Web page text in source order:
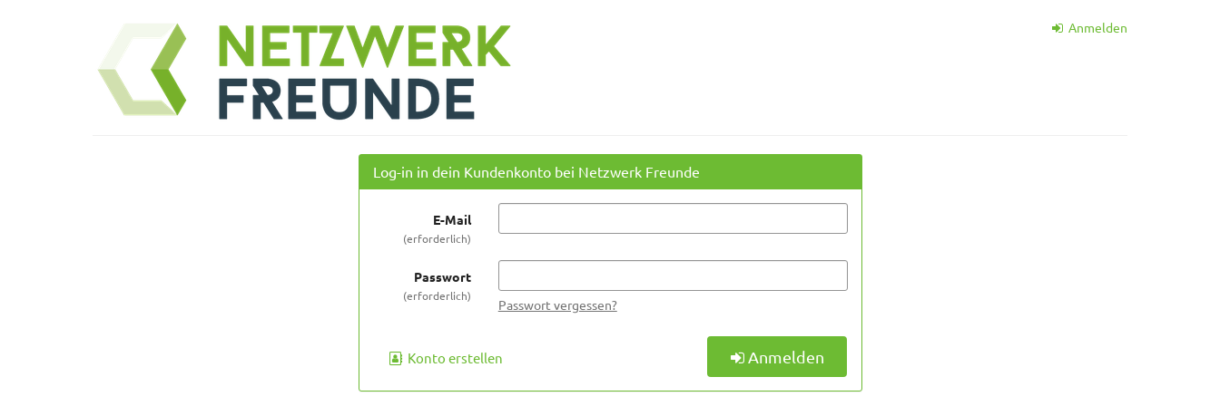
Netzwerk
Freunde
Anmelden
Log-in in dein Kundenkonto bei Netzwerk Freunde
E-Mail
erforderlich
Passwort
erforderlich
Passwort vergessen?
Konto erstellen Anmelden